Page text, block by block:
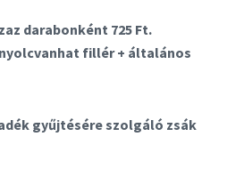
darabonként 725 Ft.
fillér + általános
gyűjtésére szolgáló zsák